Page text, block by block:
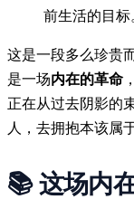
前生活的目标
这是一段多么珍贵
是一场内在的革命
正在从过去阴影的
人，去拥抱本该属
📚 这场内